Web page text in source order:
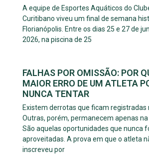
A equipe de Esportes Aquáticos do
Curitibano viveu um final de semana
Florianópolis. Entre os dias 25 e 27 de
2026, na piscina de 25
FALHAS POR OMISSÃO: POR
MAIOR ERRO DE UM ATLETA
NUNCA TENTAR
Existem derrotas que ficam registradas
Outras, porém, permanecem apenas na
São aquelas oportunidades que nunca
aproveitadas. A prova em que o atleta
inscreveu por